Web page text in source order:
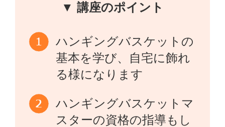
▼ 講座のポイント
ハンギングバスケットの
基本を学び、自宅に飾れ
る様になります
ハンギングバスケットマ
スターの資格の指導もし